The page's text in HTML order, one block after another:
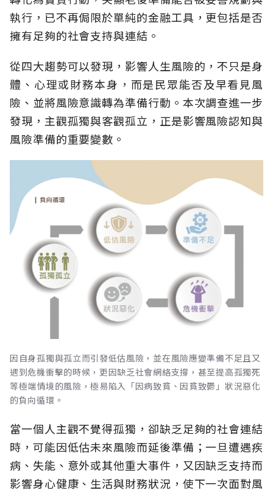
執行，已不再侷限於單純的金融工具，更包括是否
擁有足夠的社會支持與連結。
從四大趨勢可以發現，影響人生風險的，不只是身
體、心理或財務本身，而是民眾能否及早看見風
險、並將風險意識轉為準備行動。本次調查進一步
發現，主觀孤獨與客觀孤立，正是影響風險認知與
風險準備的重要變數。
因自身孤獨與孤立而引發低估風險，並在風險應變準備不足且又
遇到危機衝擊的時候，更因缺乏社會網絡支撐，甚至提高孤獨死
等極端情境的風險，極易陷入「因病致貧、因貧致鬱」狀況惡化
的負向循環。
當一個人主觀不覺得孤獨，卻缺乏足夠的社會連結
時，可能因低估未來風險而延後準備；一旦遭遇疾
病、失能、意外或其他重大事件，又因缺乏支持而
影響身心健康、生活與財務狀況，使下一次面對風